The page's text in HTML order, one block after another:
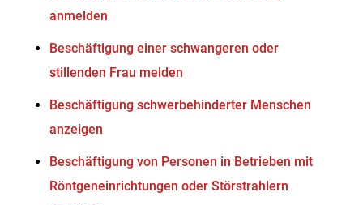
anmelden
Beschäftigung einer schwangeren oder
stillenden Frau melden
Beschäftigung schwerbehinderter Menschen
anzeigen
Beschäftigung von Personen in Betrieben mit
Röntgeneinrichtungen oder Störstrahlern